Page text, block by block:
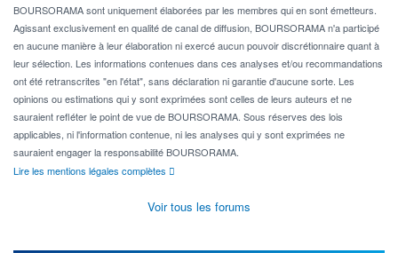
BOURSORAMA sont uniquement élaborées par les membres qui en sont émetteurs.
Agissant exclusivement en qualité de canal de diffusion, BOURSORAMA n'a participé
en aucune manière à leur élaboration ni exercé aucun pouvoir discrétionnaire quant à
leur sélection. Les informations contenues dans ces analyses et/ou recommandations
ont été retranscrites "en l'état", sans déclaration ni garantie d'aucune sorte. Les
opinions ou estimations qui y sont exprimées sont celles de leurs auteurs et ne
sauraient refléter le point de vue de BOURSORAMA. Sous réserves des lois
applicables, ni l'information contenue, ni les analyses qui y sont exprimées ne
sauraient engager la responsabilité BOURSORAMA.
Lire les mentions légales complètes
Voir tous les forums